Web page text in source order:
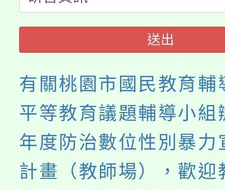
踴躍報名參加。
展演活動實施計畫」
115年度「教育部表揚
義教育推展貢獻獎」
送出
有關桃園市國民教育輔
平等教育議題輔導小
年度防治數位性別暴力
計畫（教師場），歡迎